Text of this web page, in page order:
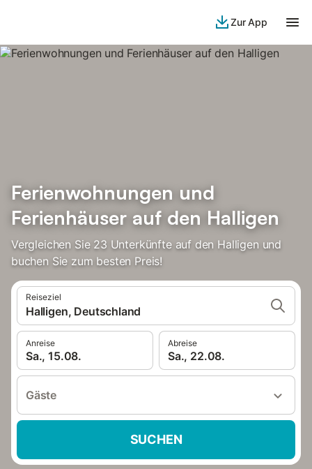
Zur App
Ferienwohnungen und
Ferienhäuser auf den Halligen
Vergleichen Sie 23 Unterkünfte auf den Halligen und
buchen Sie zum besten Preis!
Reiseziel
Halligen, Deutschland
Anreise
Sa., 15.08.
Abreise
Sa., 22.08.
Gäste
SUCHEN